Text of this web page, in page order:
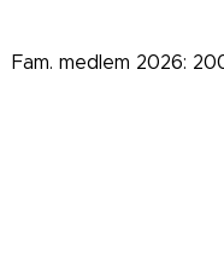
Fam. medlem 2026: